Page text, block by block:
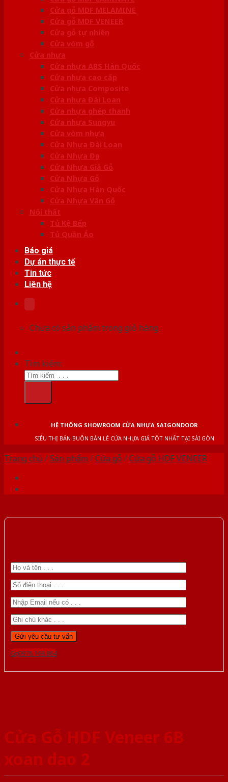
Cửa gỗ MDF MELAMINE
Cửa gỗ MDF VENEER
Cửa gỗ tự nhiên
Cửa vòm gỗ
Cửa nhựa
Cửa nhựa ABS Hàn Quốc
Cửa nhựa cao cấp
Cửa nhựa Composite
Cửa nhựa Đài Loan
Cửa nhựa ghép thanh
Cửa nhựa Sungyu
Cửa vòm nhựa
Cửa Nhựa Đài Loan
Cửa Nhựa Đẹp
Cửa Nhựa Giả Gỗ
Cửa Nhựa Gỗ
Cửa Nhựa Hàn Quốc
Cửa Nhựa Vân Gỗ
Nội thất
Tủ Kệ Bếp
Tủ Quần Áo
Báo giá
Dự án thực tế
Tin tức
Liên hệ
Chưa có sản phẩm trong giỏ hàng.
Tìm kiếm:
HỆ THỐNG SHOWROOM CỬA NHỰA SAIGONDOOR
SIÊU THỊ BÁN BUÔN BÁN LẺ CỬA NHỰA GIÁ TỐT NHẤT TẠI SÀI GÒN
Trang chủ /Sản phẩm /Cửa gỗ /Cửa gỗ HDF VENEER
Gọi 0976.169.864
Cửa Gỗ HDF Veneer 6B
xoan dao 2